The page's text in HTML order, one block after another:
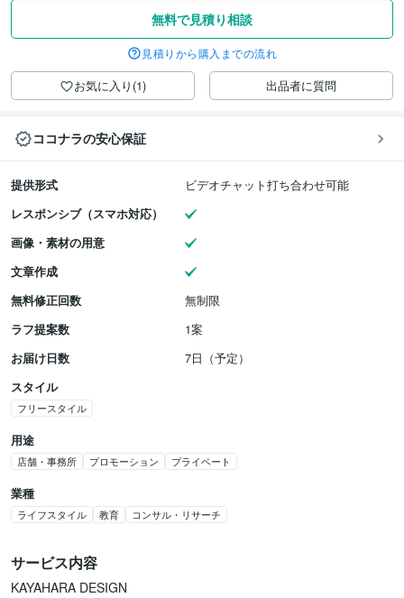
無料で見積り相談
見積りから購入までの流れ
お気に入り(1) 出品者に質問
ココナラの安心保証
提供形式
ビデオチャット打ち合わせ可能
レスポンシブ（スマホ対応）
画像・素材の用意
文章作成
無料修正回数
無制限
ラフ提案数
1案
お届け日数
7日（予定）
スタイル
フリースタイル
用途
店舗・事務所 プロモーション プライベート
業種
ライフスタイル 教育 コンサル・リサーチ
サービス内容
KAYAHARA DESIGN